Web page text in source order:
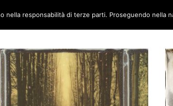
CANTIERE METABOX
responsabilità di terze parti. Proseguendo nella